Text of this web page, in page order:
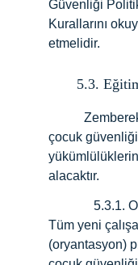
Güvenliği
Kurallarını
etmelidir.
5.3.
çocuk
alacaktır.
              5.3.1
.
Tüm yeni
(oryantasyon)